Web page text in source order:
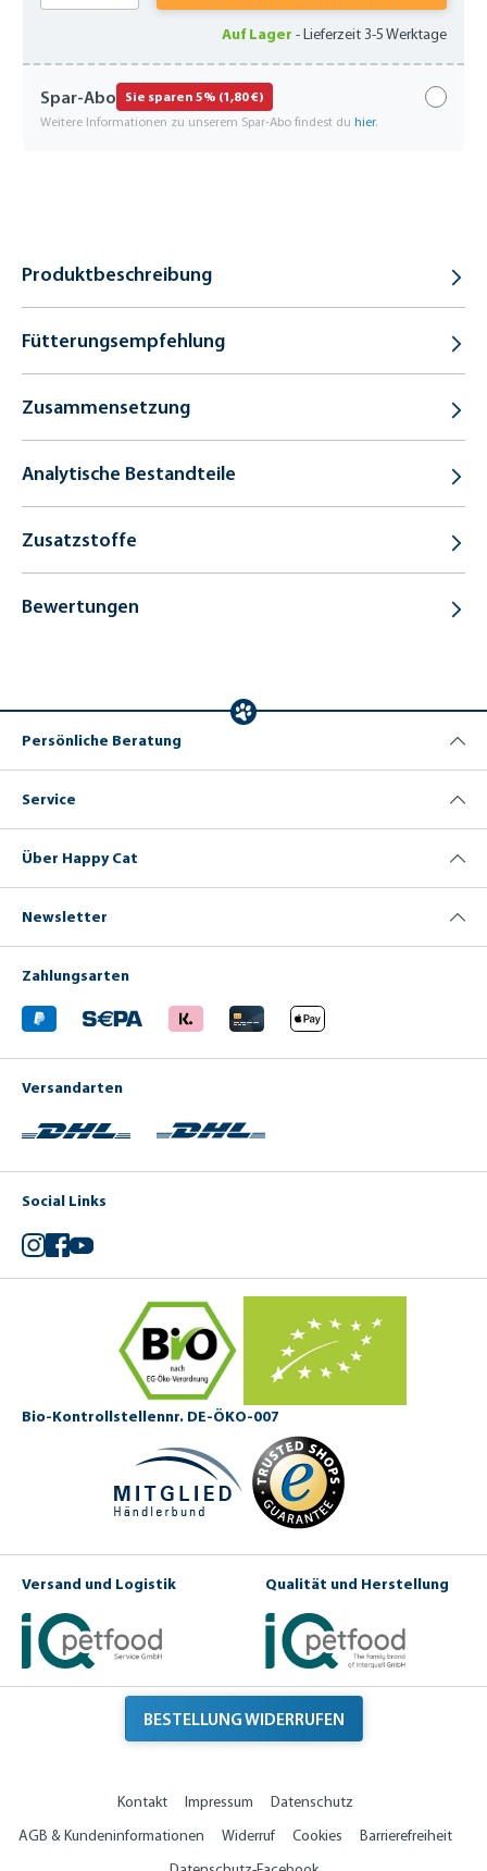
Auf Lager -Lieferzeit 3-5 Werktage
Spar-Abo Sie sparen 5% (1,80 €)
Weitere Informationen zu unserem Spar-Abo findest du hier.
Produktbeschreibung
Fütterungsempfehlung
Zusammensetzung
Analytische Bestandteile
Zusatzstoffe
Bewertungen
Persönliche Beratung
Service
Über Happy Cat
Newsletter
Zahlungsarten
Versandarten
Social Links
Instagram
Facebook
YouTube
Bio-Kontrollstellennr. DE-ÖKO-007
Versand und Logistik Qualität und Herstellung
BESTELLUNG WIDERRUFEN
Kontakt Impressum
Datenschutz
AGB & Kundeninformationen
Widerruf Cookies
Barrierefreiheit